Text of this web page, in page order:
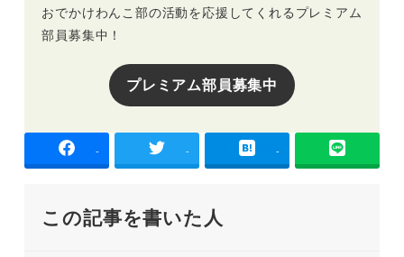
おでかけわんこ部の活動を応援してくれるプレミアム
部員募集中！
プレミアム部員募集中
- - -
この記事を書いた人